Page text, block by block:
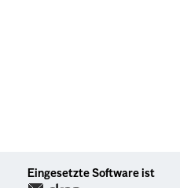
Eingesetzte Software ist